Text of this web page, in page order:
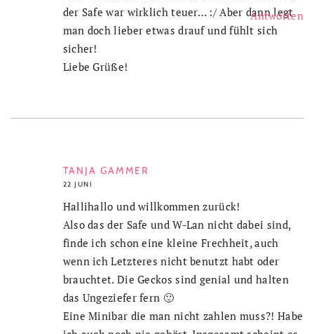
der Safe war wirklich teuer… :/ Aber dann legt
man doch lieber etwas drauf und fühlt sich
sicher!
Liebe Grüße!
TANJA GAMMER
22 JUNI
Antworten
Hallihallo und willkommen zurück!
Also das der Safe und W-Lan nicht dabei sind,
finde ich schon eine kleine Frechheit, auch
wenn ich Letzteres nicht benutzt habt oder
brauchtet. Die Geckos sind genial und halten
das Ungeziefer fern 🙂
Eine Minibar die man nicht zahlen muss?! Habe